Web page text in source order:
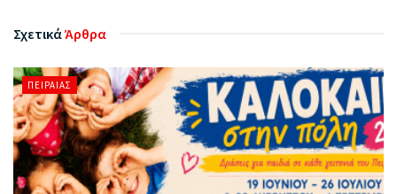
ΣχετικάΆρθρα
ΠΕΙΡΑΙΆΣ